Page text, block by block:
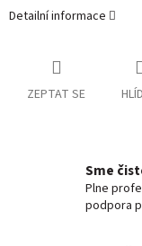
Detailní informace
ZEPTAT SE
Sme
Plne
podpora